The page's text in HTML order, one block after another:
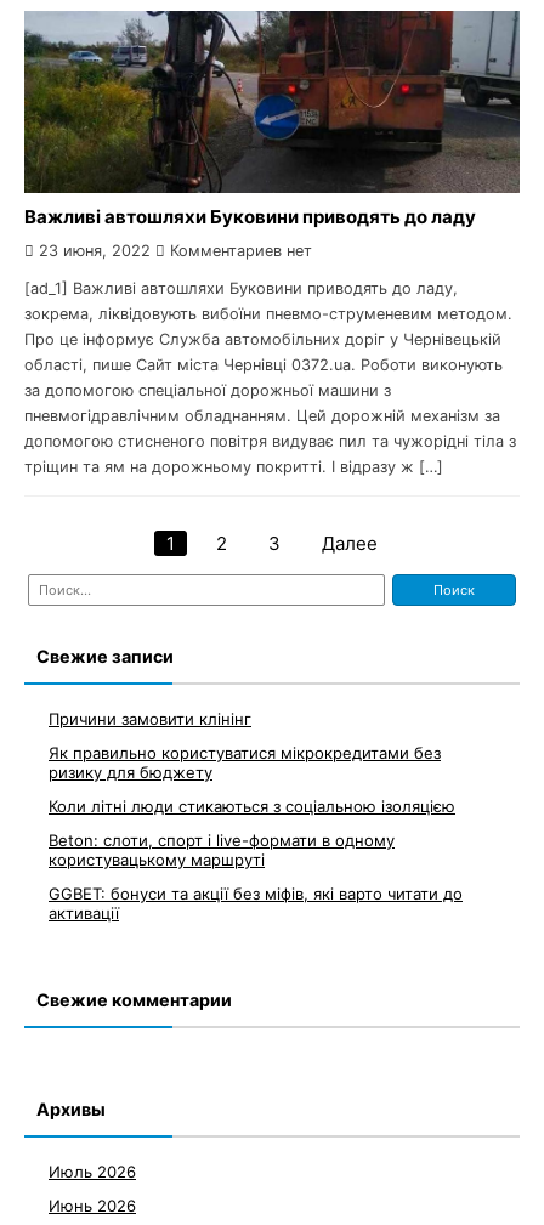
Важливі автошляхи Буковини приводять до ладу
23 июня, 2022 Комментариев нет
[ad_1] Важливі автошляхи Буковини приводять до ладу,
зокрема, ліквідовують вибоїни пневмо-струменевим методом.
Про це інформує Служба автомобільних доріг у Чернівецькій
області, пише Сайт міста Чернівці 0372.ua. Роботи виконують
за допомогою спеціальної дорожньої машини з
пневмогідравлічним обладнанням. Цей дорожній механізм за
допомогою стисненого повітря видуває пил та чужорідні тіла з
тріщин та ям на дорожньому покритті. І відразу ж […]
Навигация
по
1 2 3 Далее
Найти:
Свежие записи
Причини замовити клінінг
Як правильно користуватися мікрокредитами без
ризику для бюджету
Коли літні люди стикаються з соціальною ізоляцією
Beton: слоти, спорт і live-формати в одному
користувацькому маршруті
GGBET: бонуси та акції без міфів, які варто читати до
активації
Свежие комментарии
Архивы
Июль 2026
Июнь 2026